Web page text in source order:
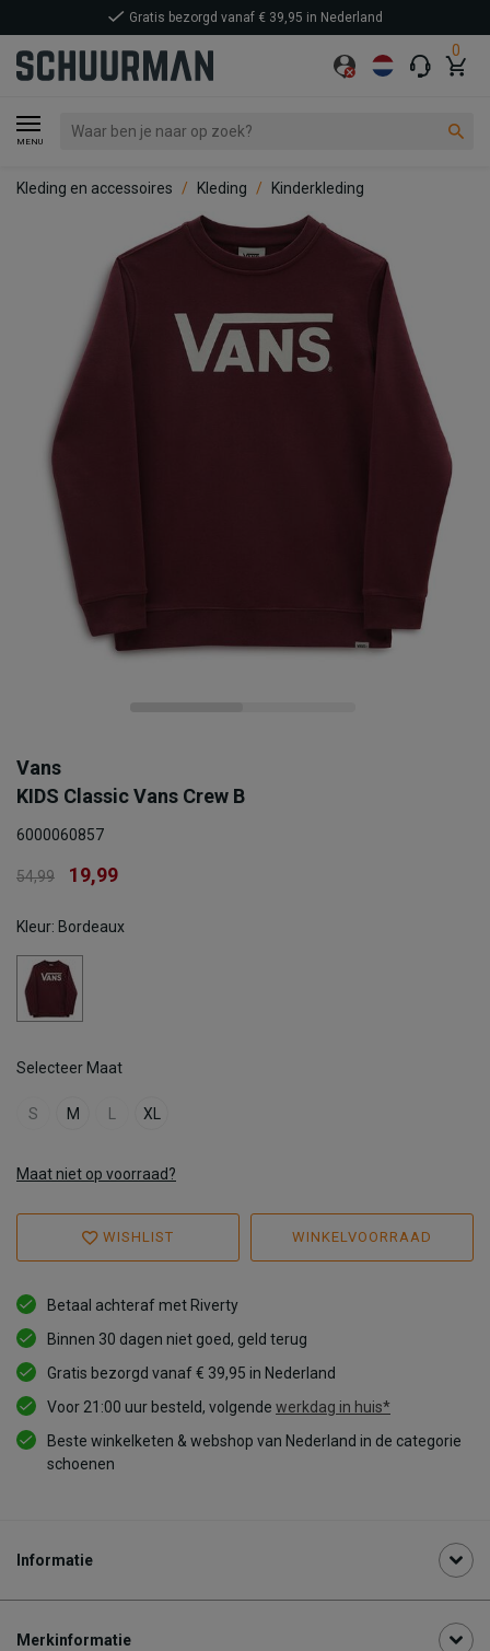
0
MENU
Gratis bezorgd vanaf € 39,95 in Nederland
Kleding en accessoires Kleding Kinderkleding
Vans
KIDS Classic Vans Crew B
6000060857
54,99 19,99
Kleur: Bordeaux
Selecteer Maat
S M XL
Maat niet op voorraad?
WISHLIST WINKELVOORRAAD
Betaal achteraf met Riverty
Binnen 30 dagen niet goed, geld terug
Gratis bezorgd vanaf € 39,95 in Nederland
Voor 21:00 uur besteld, volgende werkdag in huis*
Beste winkelketen & webshop van Nederland in de categorie
schoenen
Informatie
Merkinformatie